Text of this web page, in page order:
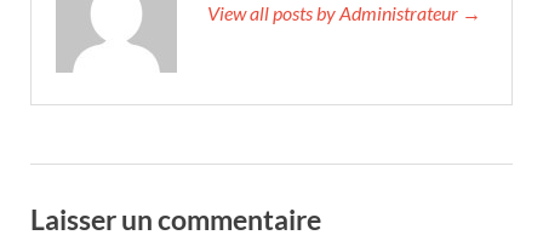
View all posts by Administrateur →
Laisser un commentaire